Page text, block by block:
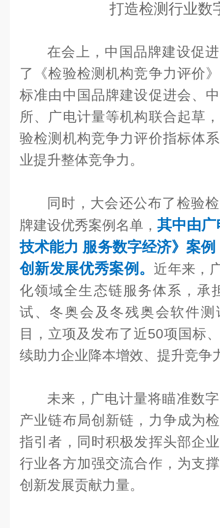
打造检测行业数
在会上，中国品牌建设促
了《检验检测机构竞争力评价
标准由中国品牌建设促进会、
所、广电计量等机构联合起草
验检测机构竞争力评价指标体
业提升整体竞争力。
同时，大会还公布了检验
牌建设优秀案例名单， 其中由
技术能力 服务数字经济》案
创新发展优秀案例。 近年来，
化领域全生态链服务体系，承
试、冬奥会及冬残奥会软件测
目，立项及发布了近50项国标
续助力企业降本增效、提升竞争
未来，广电计量将瞄准数
产业链布局创新链，力争成为
指引者，同时积极发挥头部企
行业各方加强交流合作，为支
创新发展贡献力量。